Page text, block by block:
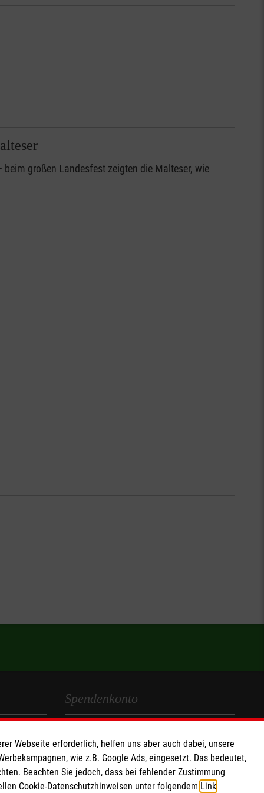
großen Landesfest zeigten die Malteser, wie
Spendenkonto
IBAN: DE68 3706 0193 4006 4700 20
BIC: GENODED 1PA7
Webseite erforderlich, helfen uns aber auch dabei, unsere
wie z.B. Google Ads, eingesetzt. Das bedeutet,
Beachten Sie jedoch, dass bei fehlender Zustimmung
Cookie-Datenschutzhinweisen unter folgendem Link